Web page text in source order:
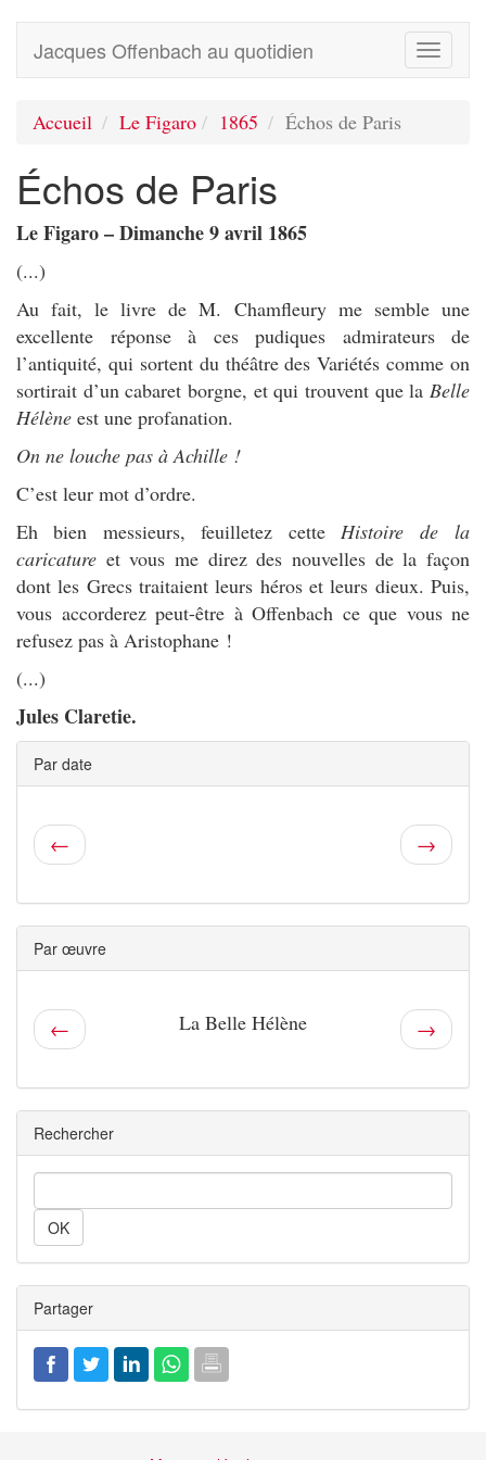
Toggle
Jacques Offenbach au quotidien
Accueil Le Figaro 1865 Échos de Paris
Échos de Paris
Le Figaro – Dimanche 9 avril 1865
(...)
Au fait, le livre de M. Chamfleury me semble une
excellente réponse à ces pudiques admirateurs de
l’antiquité, qui sortent du théâtre des Variétés comme on
sortirait d’un cabaret borgne, et qui trouvent que la Belle
Hélène est une profanation.
On ne louche pas à Achille !
C’est leur mot d’ordre.
Eh bien messieurs, feuilletez cette Histoire de la
caricature et vous me direz des nouvelles de la façon
dont les Grecs traitaient leurs héros et leurs dieux. Puis,
vous accorderez peut-être à Offenbach ce que vous ne
refusez pas à Aristophane !
(...)
Jules Claretie.
Par date
← →
Par œuvre
← La Belle Hélène →
Rechercher
Partager